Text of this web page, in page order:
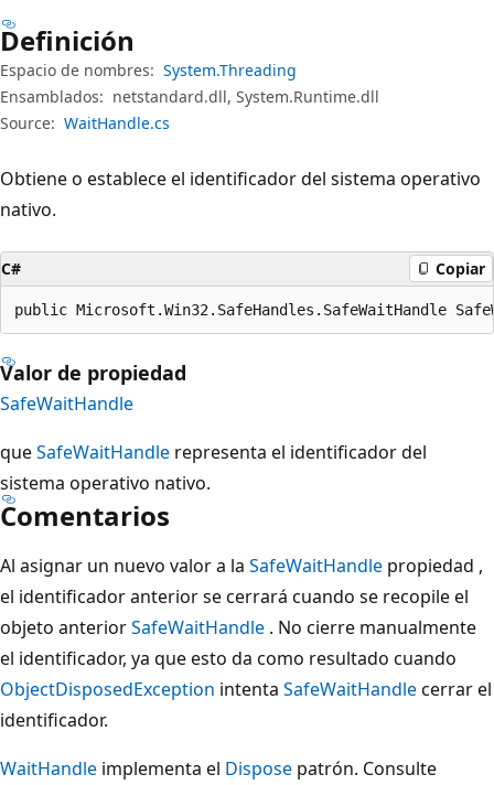
Definición
Espacio de nombres: System.Threading
Ensamblados: netstandard.dll, System.Runtime.dll
Source: WaitHandle.cs
Obtiene o establece el identificador del sistema operativo
nativo.
C# Copiar
public Microsoft.Win32.SafeHandles.SafeWaitHandle
Valor de propiedad
SafeWaitHandle
queSafeWaitHandle representa el identificador del
sistema operativo nativo.
Comentarios
Al asignar un nuevo valor a la SafeWaitHandle propiedad ,
el identificador anterior se cerrará cuando se recopile el
objeto anteriorSafeWaitHandle . No cierre manualmente
el identificador, ya que esto da como resultado cuando
ObjectDisposedException intenta SafeWaitHandlecerrar el
identificador.
WaitHandle implementa el Dispose patrón. Consulte